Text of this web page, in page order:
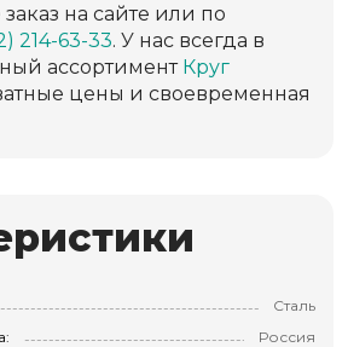
на сайте или по
214-63-33. У нас всегда в
ассортимент Круг
цены и своевременная
Сталь
Россия